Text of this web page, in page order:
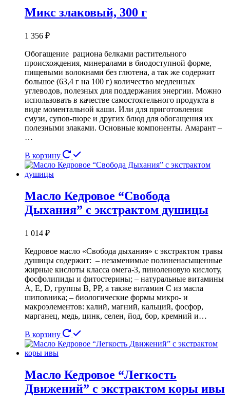
Микс злаковый, 300 г
1 356 ₽
Обогащение рациона белками растительного
происхождения, минералами в биодоступной форме,
пищевыми волокнами без глютена, а так же содержит
большое (63,4 г на 100 г) количество медленных
углеводов, полезных для поддержания энергии. Можно
использовать в качестве самостоятельного продукта в
виде моментальной каши. Или для приготовления
смузи, супов-пюре и других блюд для обогащения их
полезными злаками. Основные компоненты. Амарант –
…
В корзину
Масло Кедровое “Свобода
Дыхания” с экстрактом душицы
1 014 ₽
Кедровое масло «Свобода дыхания» с экстрактом травы
душицы содержит: – незаменимые полиненасыщенные
жирные кислоты класса омега-3, пиноленовую кислоту,
фосфолипиды и фитостерины; – натуральные витамины
А, Е, D, группы В, РР, а также витамин С из масла
шиповника; – биологические формы микро- и
макроэлементов: калий, магний, кальций, фосфор,
марганец, медь, цинк, селен, йод, бор, кремний и…
В корзину
Масло Кедровое “Легкость
Движений” с экстрактом коры ивы